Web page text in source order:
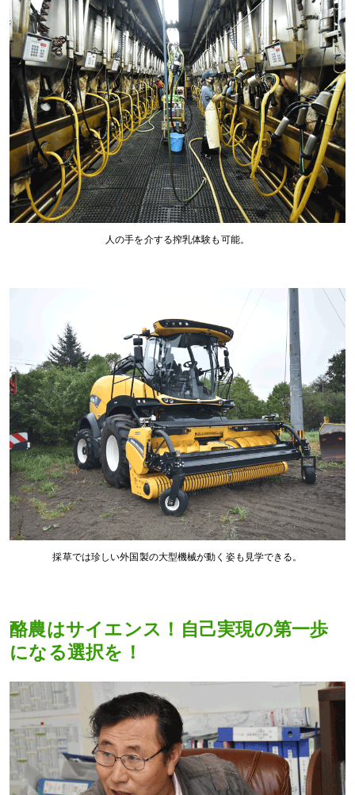
人の手を介する搾乳体験も可能。
採草では珍しい外国製の大型機械が動く姿も見学できる。
酪農はサイエンス！自己実現の第一歩
になる選択を！